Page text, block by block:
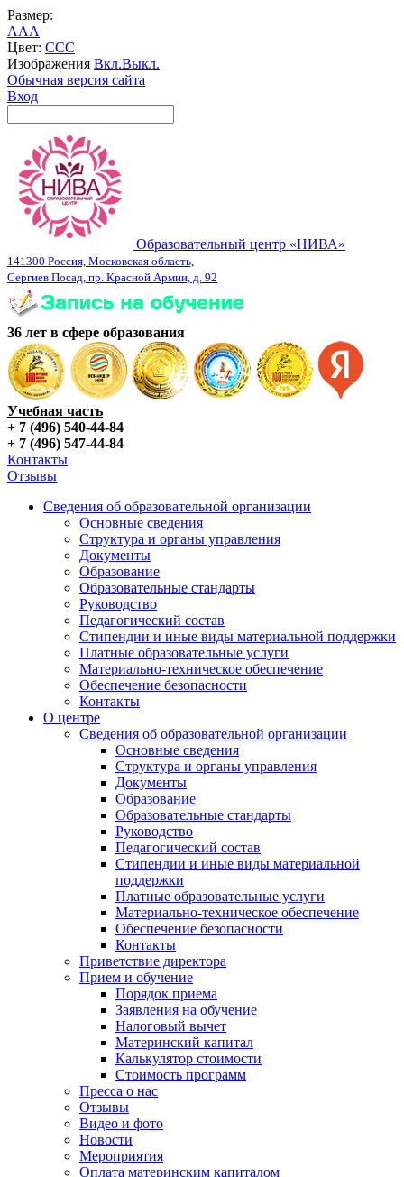
Размер:
AAA
Цвет: CCC
Изображения Вкл.Выкл.
Обычная версия сайта
Вход
Образовательный центр «НИВА»
141300 Россия, Московская область,
Сергиев Посад, пр. Красной Армии, д. 92
36 лет в сфере образования
Учебная часть
+ 7 (496) 540-44-84
+ 7 (496) 547-44-84
Контакты
Отзывы
Сведения об образовательной организации
Основные сведения
Структура и органы управления
Документы
Образование
Образовательные стандарты
Руководство
Педагогический состав
Стипендии и иные виды материальной поддержки
Платные образовательные услуги
Материально-техническое обеспечение
Обеспечение безопасности
Контакты
О центре
Сведения об образовательной организации
Основные сведения
Структура и органы управления
Документы
Образование
Образовательные стандарты
Руководство
Педагогический состав
Стипендии и иные виды материальной
поддержки
Платные образовательные услуги
Материально-техническое обеспечение
Обеспечение безопасности
Контакты
Приветствие директора
Прием и обучение
Порядок приема
Заявления на обучение
Налоговый вычет
Материнский капитал
Калькулятор стоимости
Стоимость программ
Пресса о нас
Отзывы
Видео и фото
Новости
Мероприятия
Оплата материнским капиталом